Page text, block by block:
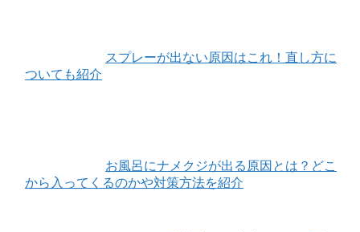
スプレーが出ない原因はこれ！直し方に
ついても紹介
お風呂にナメクジが出る原因とは？どこ
から入ってくるのかや対策方法を紹介